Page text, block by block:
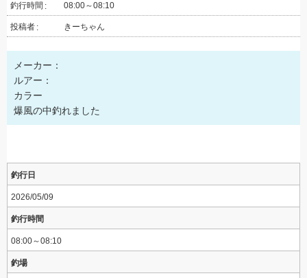
釣行時間 08:00～08:10
投稿者 きーちゃん
メーカー：
ルアー：
カラー
爆風の中釣れました
釣行日
2026/05/09
釣行時間
08:00～08:10
釣場